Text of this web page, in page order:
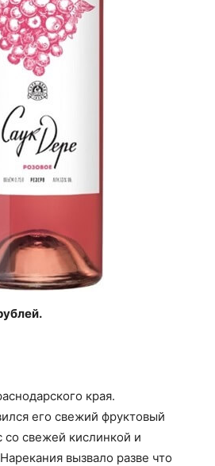
края.
его свежий фруктовый
со свежей кислинкой и
вызвало разве что